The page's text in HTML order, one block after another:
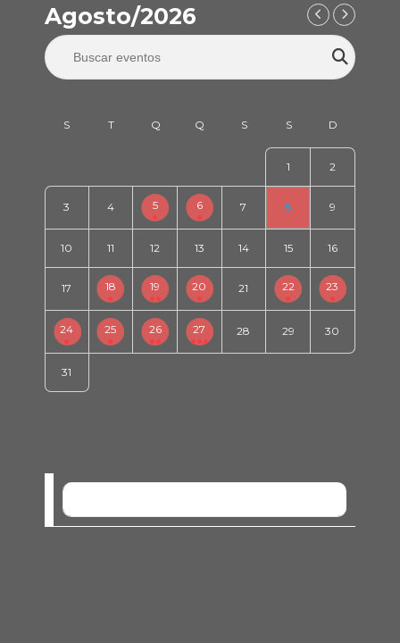
Agosto/2026
1 2
3 4 5 6 7 8 9
10 11 12 13 14 15 16
17 18 19 20 21 22 23
24 25 26 27 28 29 30
31